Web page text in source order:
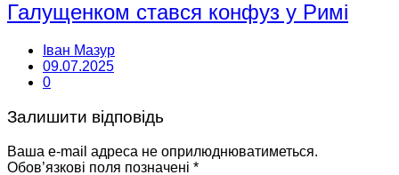
Галущенком стався конфуз у Римі
Іван Мазур
09.07.2025
0
Залишити відповідь
Ваша e-mail адреса не оприлюднюватиметься.
Обов’язкові поля позначені *